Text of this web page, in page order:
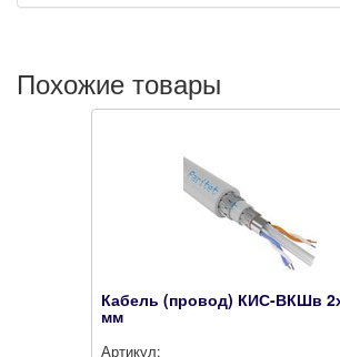
Похожие товары
Кабель (провод) КИС-ВКШв
мм
Артикул: